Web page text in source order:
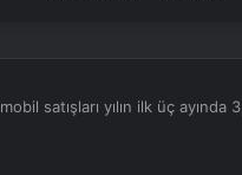
satışları yılın ilk üç ayında